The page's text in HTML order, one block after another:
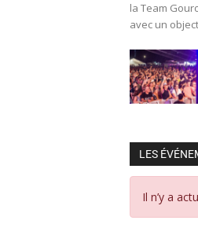
la Team
avec un
LES
Il n’y a